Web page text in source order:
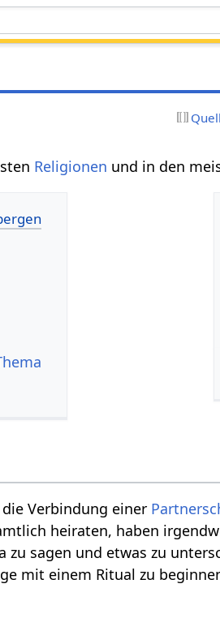
Religionen und in den
die Verbindung einer
heiraten, haben
sagen und etwas zu
mit einem Ritual zu